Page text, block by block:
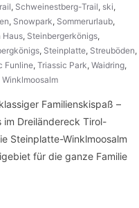
, Schweinestberg-Trail, ski,
, Snowpark, Sommerurlaub,
Haus, Steinbergerkönigs,
, Steinplatte, Streuböden,
Funline, Triassic Park, Waidring,
Winklmoosalm
Familienskispaß –
im Dreiländereck Tirol-
Steinplatte-Winklmoosalm
für die ganze Familie